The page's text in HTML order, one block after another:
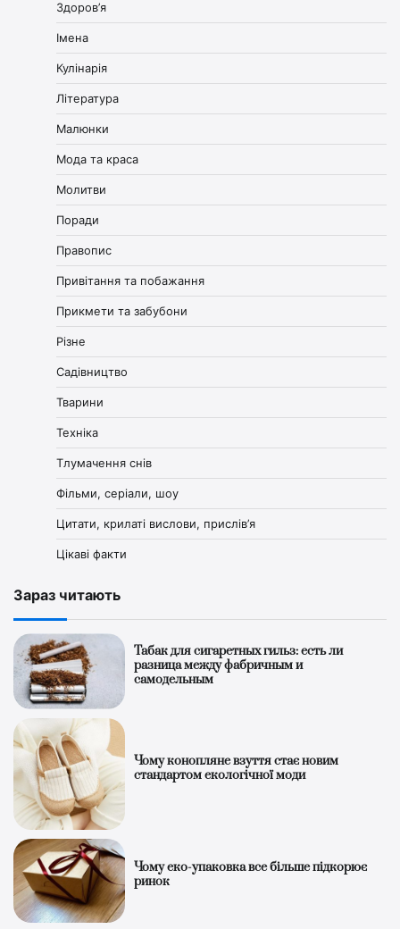
Здоров’я
Імена
Кулінарія
Література
Малюнки
Мода та краса
Молитви
Поради
Правопис
Привітання та побажання
Прикмети та забубони
Різне
Садівництво
Тварини
Техніка
Тлумачення снів
Фільми, серіали, шоу
Цитати, крилаті вислови, прислів’я
Цікаві факти
Зараз читають
Табак для сигаретных гильз: есть ли
разница между фабричным и
самодельным
Чому конопляне взуття стає новим
стандартом екологічної моди
Чому еко-упаковка все більше підкорює
ринок